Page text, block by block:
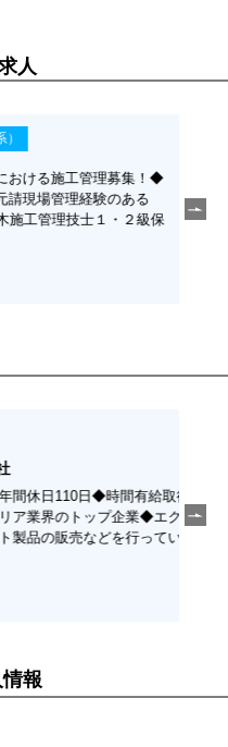
人
おける施工管理募集！◆
請現場管理経験のある
施工管理技士１・２級保
使用
募集
110日◆時間有給取得
界のトップ企業◆エクス
の販売などを行っている
新社
報